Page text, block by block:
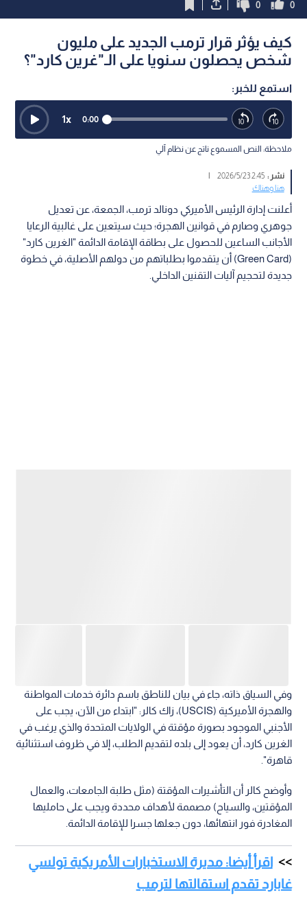
0
0
كيف يؤثر قرار ترمب الجديد على مليون
شخص يحصلون سنويا على الـ"غرين كارد"؟
استمع للخبر:
0:00
1x
ملاحظة: النص المسموع ناتج عن نظام آلي
نشر :2:45 2026/5/23
|
هنا وهناك
أعلنت إدارة الرئيس الأميركي دونالد ترمب، الجمعة، عن تعديل
جوهري وصارم في قوانين الهجرة؛ حيث سيتعين على غالبية الرعايا
الأجانب الساعين للحصول على بطاقة الإقامة الدائمة "الغرين كارد"
(Green Card) أن يتقدموا بطلباتهم من دولهم الأصلية، في خطوة
جديدة لتحجيم آليات التقنين الداخلي.
من جهة أخرى، نشرت صحيفة "واشنطن بوست" بيانات إحصائية
تشير إلى أن الولايات المتحدة تمنح سنويا أعلى من مليار "غرين كارد"،